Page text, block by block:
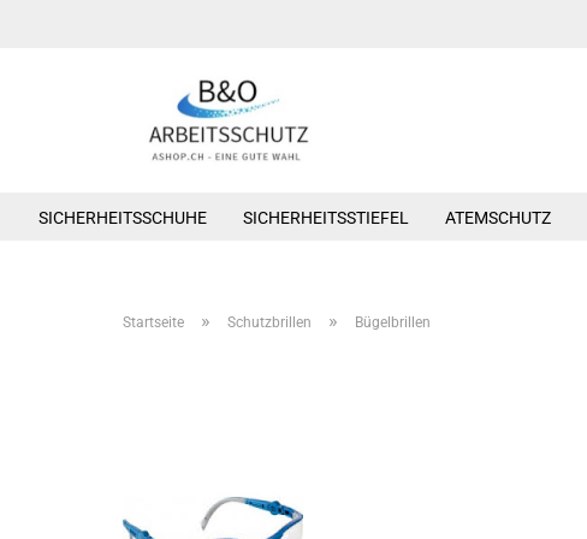
SICHERHEITSSCHUHE SICHERHEITSSTIEFEL ATEMSCHUTZ
Startseite » Schutzbrillen » Bügelbrillen